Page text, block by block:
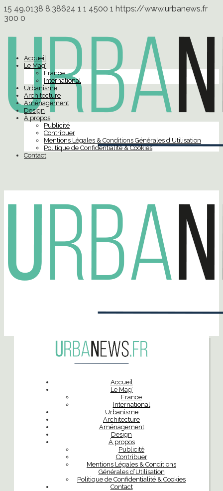
15 49.0138 8.38624 1 1 4500 1 https://www.urbanews.fr
300 0
Accueil
Le Mag’
France
International
Urbanisme
Architecture
Aménagement
Design
À propos
Publicité
Contribuer
Mentions Légales & Conditions Générales d’Utilisation
Politique de Confidentialité & Cookies
Contact
Accueil
Le Mag’
France
International
Urbanisme
Architecture
Aménagement
Design
À propos
Publicité
Contribuer
Mentions Légales & Conditions
Générales d’Utilisation
Politique de Confidentialité & Cookies
Contact